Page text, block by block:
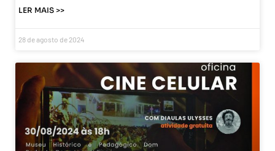
LER MAIS >>
28 de agosto de 2024